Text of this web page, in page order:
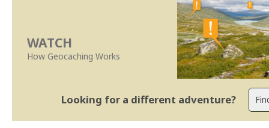
WATCH
How Geocaching Works
Looking for a different adventure?